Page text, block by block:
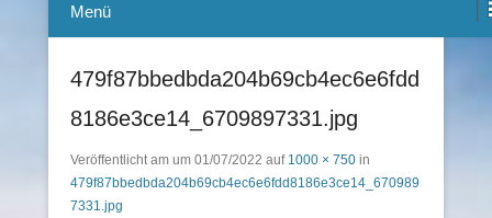
Menü
479f87bbedbda204b69cb4ec6e6fdd
8186e3ce14_6709897331.jpg
Veröffentlicht am um 01/07/2022 auf 1000 × 750 in
479f87bbedbda204b69cb4ec6e6fdd8186e3ce14_670989
7331.jpg